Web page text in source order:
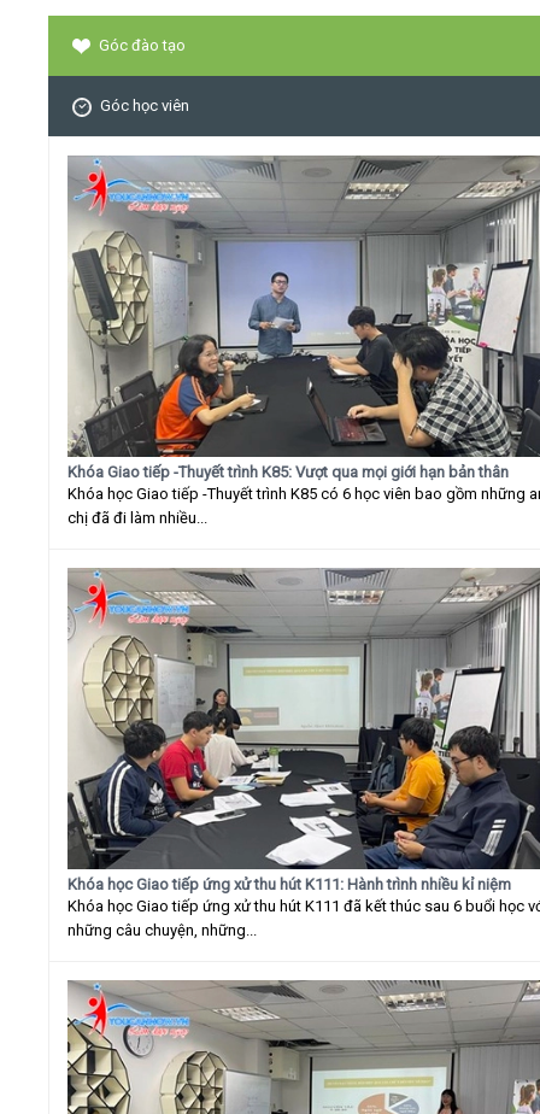
Góc đào tạo
Góc học viên
Khóa Giao tiếp -Thuyết trình K85: Vượt qua mọi giới hạn bản thân
Khóa học Giao tiếp -Thuyết trình K85 có 6 học viên bao gồm những
chị đã đi làm nhiều...
Khóa học Giao tiếp ứng xử thu hút K111: Hành trình nhiều kỉ niệm
Khóa học Giao tiếp ứng xử thu hút K111 đã kết thúc sau 6 buổi học
những câu chuyện, những...